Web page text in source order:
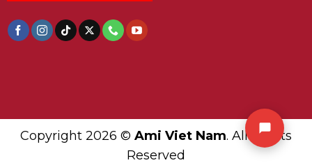
Copyright 2026 © Ami Viet Nam. All Rights
Reserved